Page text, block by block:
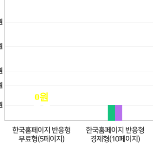
0원
한국홈페이지 반응형
무료형(5페이지)
한국홈페이지 반응형
경제형(10페이지)